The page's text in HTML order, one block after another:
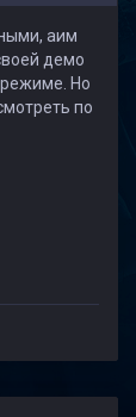
аим
демо
Но
по